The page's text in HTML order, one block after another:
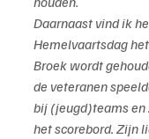
Daarnaast vind ik
Hemelvaartsdag
Broek wordt
de veteranen
bij (jeugd)teams en
het scorebord. Zijn